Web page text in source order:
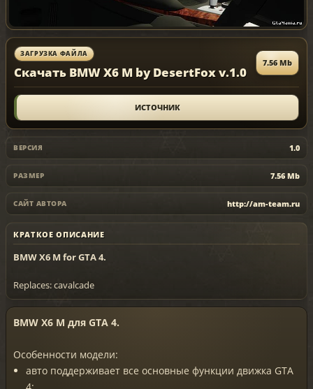
ЗАГРУЗКА ФАЙЛА
Скачать BMW X6 M by DesertFox v.1.0
7.56 Mb
ИСТОЧНИК
ВЕРСИЯ 1.0
РАЗМЕР 7.56 Mb
САЙТ АВТОРА http://am-team.ru
КРАТКОЕ ОПИСАНИЕ
BMW X6 M for GTA 4.
Replaces: cavalcade
BMW X6 M для GTA 4.
Особенности модели:
авто поддерживает все основные функции движка GTA